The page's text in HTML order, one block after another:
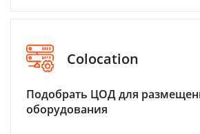
Colocation
Подобрать ЦОД для
оборудования